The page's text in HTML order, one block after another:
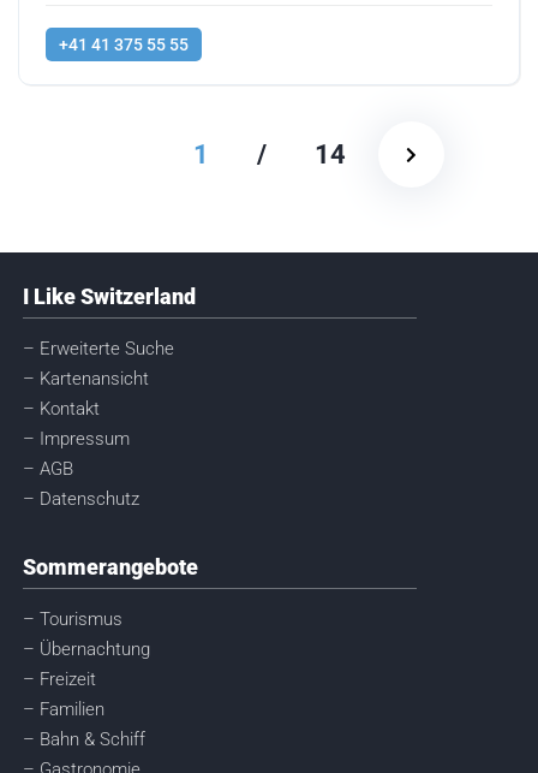
+41 41 375 55 55
1 / 14
I Like Switzerland
– Erweiterte Suche
– Kartenansicht
– Kontakt
– Impressum
– AGB
– Datenschutz
Sommerangebote
– Tourismus
– Übernachtung
– Freizeit
– Familien
– Bahn & Schiff